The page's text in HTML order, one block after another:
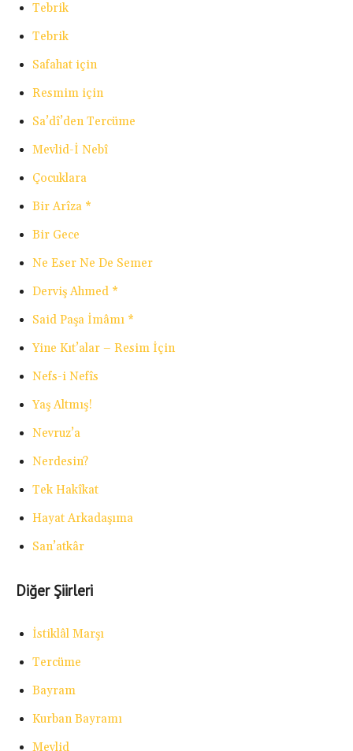
Tebrik
Tebrik
Safahat için
Resmim için
Sa’dî’den Tercüme
Mevlid-İ Nebî
Çocuklara
Bir Arîza *
Bir Gece
Ne Eser Ne De Semer
Derviş Ahmed *
Said Paşa İmâmı *
Yine Kıt’alar – Resim İçin
Nefs-i Nefîs
Yaş Altmış!
Nevruz’a
Nerdesin?
Tek Hakîkat
Hayat Arkadaşıma
San’atkâr
Diğer Şiirleri
İstiklâl Marşı
Tercüme
Bayram
Kurban Bayramı
Mevlid